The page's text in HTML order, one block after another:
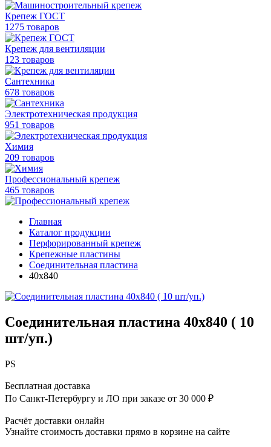
Крепеж ГОСТ
1275 товаров
Крепеж для вентиляции
123 товаров
Сантехника
678 товаров
Электротехническая продукция
951 товаров
Химия
209 товаров
Профессиональный крепеж
465 товаров
Главная
Каталог продукции
Перфорированный крепеж
Крепежные пластины
Соединительная пластина
40х840
Соединительная пластина 40х840 ( 10
шт/уп.)
PS
Бесплатная доставка
По Санкт-Петербургу и ЛО при заказе от 30 000 ₽
Расчёт доставки онлайн
Узнайте стоимость доставки прямо в корзине на сайте